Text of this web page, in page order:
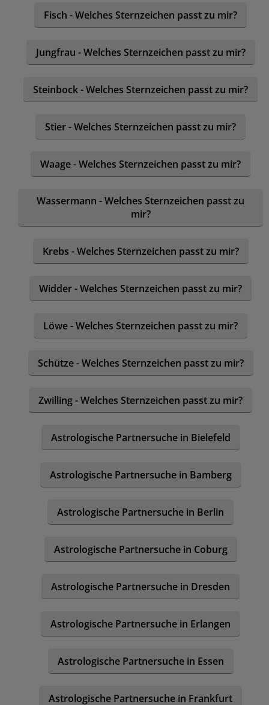
Fisch - Welches Sternzeichen passt zu mir?
Jungfrau - Welches Sternzeichen passt zu mir?
Steinbock - Welches Sternzeichen passt zu mir?
Stier - Welches Sternzeichen passt zu mir?
Waage - Welches Sternzeichen passt zu mir?
Wassermann - Welches Sternzeichen passt zu
mir?
Krebs - Welches Sternzeichen passt zu mir?
Widder - Welches Sternzeichen passt zu mir?
Löwe - Welches Sternzeichen passt zu mir?
Schütze - Welches Sternzeichen passt zu mir?
Zwilling - Welches Sternzeichen passt zu mir?
Astrologische Partnersuche in Bielefeld
Astrologische Partnersuche in Bamberg
Astrologische Partnersuche in Berlin
Astrologische Partnersuche in Coburg
Astrologische Partnersuche in Dresden
Astrologische Partnersuche in Erlangen
Astrologische Partnersuche in Essen
Astrologische Partnersuche in Frankfurt